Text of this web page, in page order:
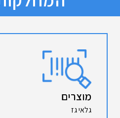
מוצרים
גלאי גז